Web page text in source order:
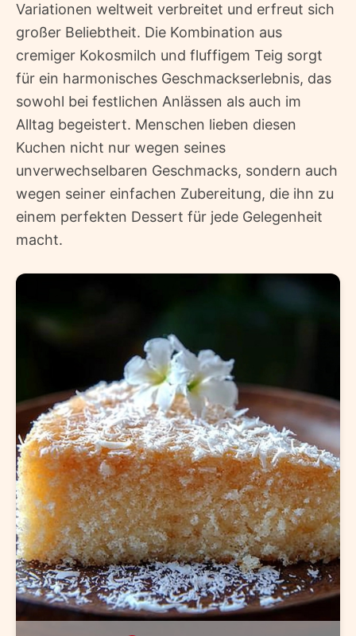
Variationen weltweit verbreitet und erfreut sich
großer Beliebtheit. Die Kombination aus
cremiger Kokosmilch und fluffigem Teig sorgt
für ein harmonisches Geschmackserlebnis, das
sowohl bei festlichen Anlässen als auch im
Alltag begeistert. Menschen lieben diesen
Kuchen nicht nur wegen seines
unverwechselbaren Geschmacks, sondern auch
wegen seiner einfachen Zubereitung, die ihn zu
einem perfekten Dessert für jede Gelegenheit
macht.